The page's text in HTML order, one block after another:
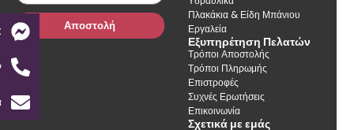
Αποστολή
Πλακάκια & Είδη Μπάνιου
Εργαλεία
Εξυπηρέτηση Πελατών
Τρόποι Αποστολής
Τρόποι Πληρωμής
Επιστροφές
Συχνές Ερωτήσεις
Επικοινωνία
Σχετικά με εμάς